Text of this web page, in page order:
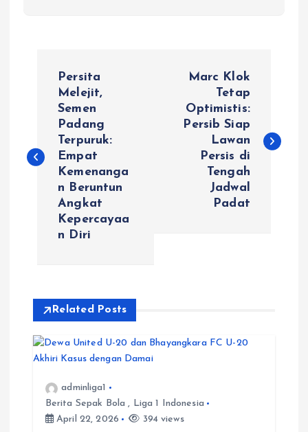
t
g
a
Persita
Melejit,
Semen
Padang
Terpuruk:
Empat
Kemenanga
n Beruntun
Angkat
Kepercayaa
n Diri
Marc Klok
Tetap
Optimistis:
Persib Siap
Lawan
Persis di
Tengah
Jadwal
Padat
Related Posts
adminliga1
Berita Sepak Bola , Liga 1 Indonesia
April 22, 2026
394 views